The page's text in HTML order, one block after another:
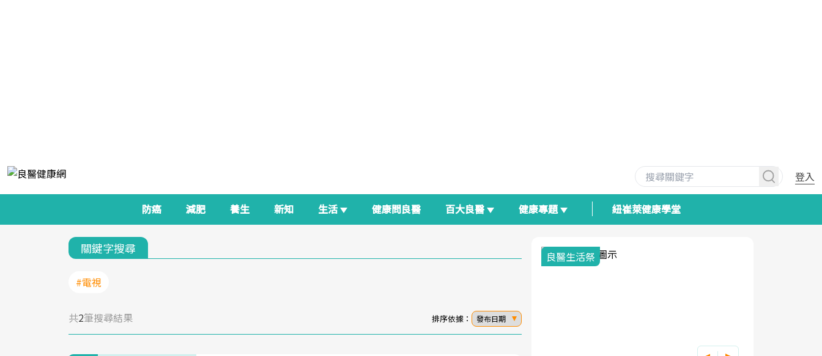
登入
防癌 減肥 養生 新知 生活 健康問良醫 百大良醫 健康專題 紐崔萊健康學堂
關鍵字搜尋
#電視
共2筆搜尋結果 排序依據： 發布日期
良醫生活祭